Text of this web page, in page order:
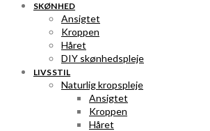
SKØNHED
Ansigtet
Kroppen
Håret
DIY skønhedspleje
LIVSSTIL
Naturlig kropspleje
Ansigtet
Kroppen
Håret